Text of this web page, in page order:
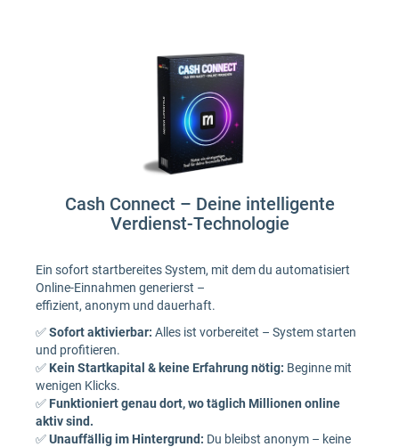
Cash Connect – Deine intelligente
Verdienst-Technologie
Ein sofort startbereites System, mit dem du automatisiert
Online-Einnahmen generierst –
effizient, anonym und dauerhaft.
✅Sofort aktivierbar: Alles ist vorbereitet – System starten
und profitieren.
✅ Kein Startkapital & keine Erfahrung nötig: Beginne mit
wenigen Klicks.
✅ Funktioniert genau dort, wo täglich Millionen online
aktiv sind.
✅Unauffällig im Hintergrund: Du bleibst anonym – keine